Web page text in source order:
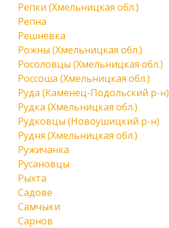
Репки (Хмельницкая обл.)
Репна
Решневка
Рожны (Хмельницкая обл.)
Росоловцы (Хмельницкая обл.)
Россоша (Хмельницкая обл.)
Руда (Каменец-Подольский р-н)
Рудка (Хмельницкая обл.)
Рудковцы (Новоушицкий р-н)
Рудня (Хмельницкая обл.)
Ружичанка
Русановцы
Рыхта
Садове
Самчыки
Сарнов